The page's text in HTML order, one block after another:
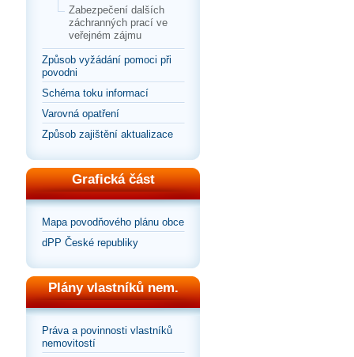
Zabezpečení dalších
záchranných prací ve
veřejném zájmu
Způsob vyžádání pomoci při
povodni
Schéma toku informací
Varovná opatření
Způsob zajištění aktualizace
Grafická část
Mapa povodňového plánu obce
dPP České republiky
Plány vlastníků nem.
Práva a povinnosti vlastníků
nemovitostí